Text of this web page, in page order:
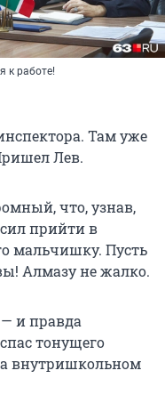
к работе!
Там уже
Лев.
что, узнав,
прийти в
мальчишку. Пусть
Алмазу не жалко.
и правда
тонущего
внутришкольном